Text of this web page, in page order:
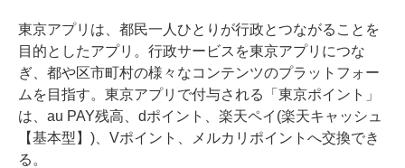
東京アプリは、都民一人ひとりが行政とつながることを
目的としたアプリ。行政サービスを東京アプリにつな
ぎ、都や区市町村の様々なコンテンツのプラットフォー
ムを目指す。東京アプリで付与される「東京ポイント」
は、au PAY残高、dポイント、楽天ペイ(楽天キャッシュ
【基本型】)、Vポイント、メルカリポイントへ交換でき
る。